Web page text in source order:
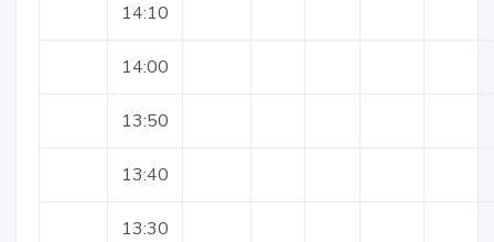
14:10
14:00
13:50
13:40
13:30